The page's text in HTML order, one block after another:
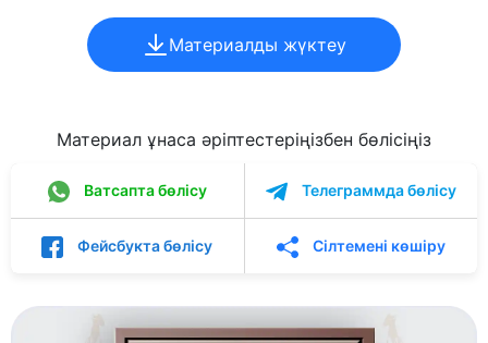
Материалды жүктеу
Материал ұнаса әріптестеріңізбен бөлісіңіз
Ватсапта бөлісу Телеграммда бөлісу
Фейсбукта бөлісу Сілтемені көшіру